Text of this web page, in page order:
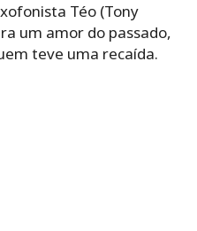
Téo (Tony
um amor do passado,
teve uma recaída.